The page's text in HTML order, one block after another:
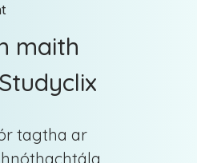
maith
tagtha ar